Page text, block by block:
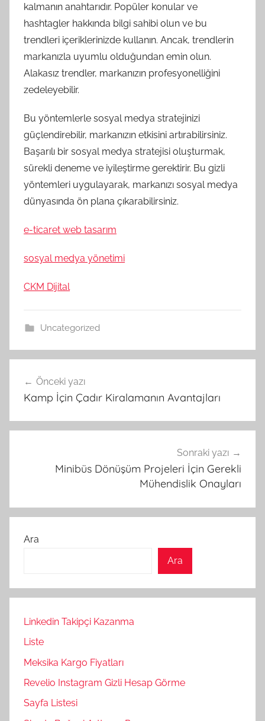
kalmanın anahtarıdır. Popüler konular ve
hashtagler hakkında bilgi sahibi olun ve bu
trendleri içeriklerinizde kullanın. Ancak, trendlerin
markanızla uyumlu olduğundan emin olun.
Alakasız trendler, markanızın profesyonelliğini
zedeleyebilir.
Bu yöntemlerle sosyal medya stratejinizi
güçlendirebilir, markanızın etkisini artırabilirsiniz.
Başarılı bir sosyal medya stratejisi oluşturmak,
sürekli deneme ve iyileştirme gerektirir. Bu gizli
yöntemleri uygulayarak, markanızı sosyal medya
dünyasında ön plana çıkarabilirsiniz.
e-ticaret web tasarım
sosyal medya yönetimi
CKM Dijital
Uncategorized
gezinmesi
Önceki yazı
Kamp İçin Çadır Kiralamanın Avantajları
Sonraki yazı
Minibüs Dönüşüm Projeleri İçin Gerekli
Mühendislik Onayları
Ara
Ara
Linkedin Takipçi Kazanma
Liste
Meksika Kargo Fiyatları
Revelio Instagram Gizli Hesap Görme
Sayfa Listesi